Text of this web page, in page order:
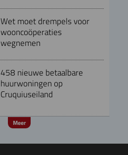
Wet moet drempels voor
wooncoöperaties
wegnemen
458 nieuwe betaalbare
huurwoningen op
Cruquiuseiland
Meer